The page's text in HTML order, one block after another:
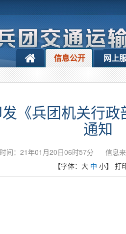
信息公开 网上
《兵团机关行
通知
间：21年01月20日06时57分 信息
【字体： 大 中 小】 打